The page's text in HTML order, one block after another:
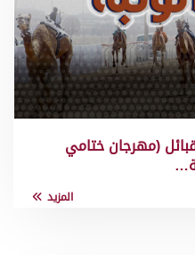
(مهرجان ختامي
المزيد